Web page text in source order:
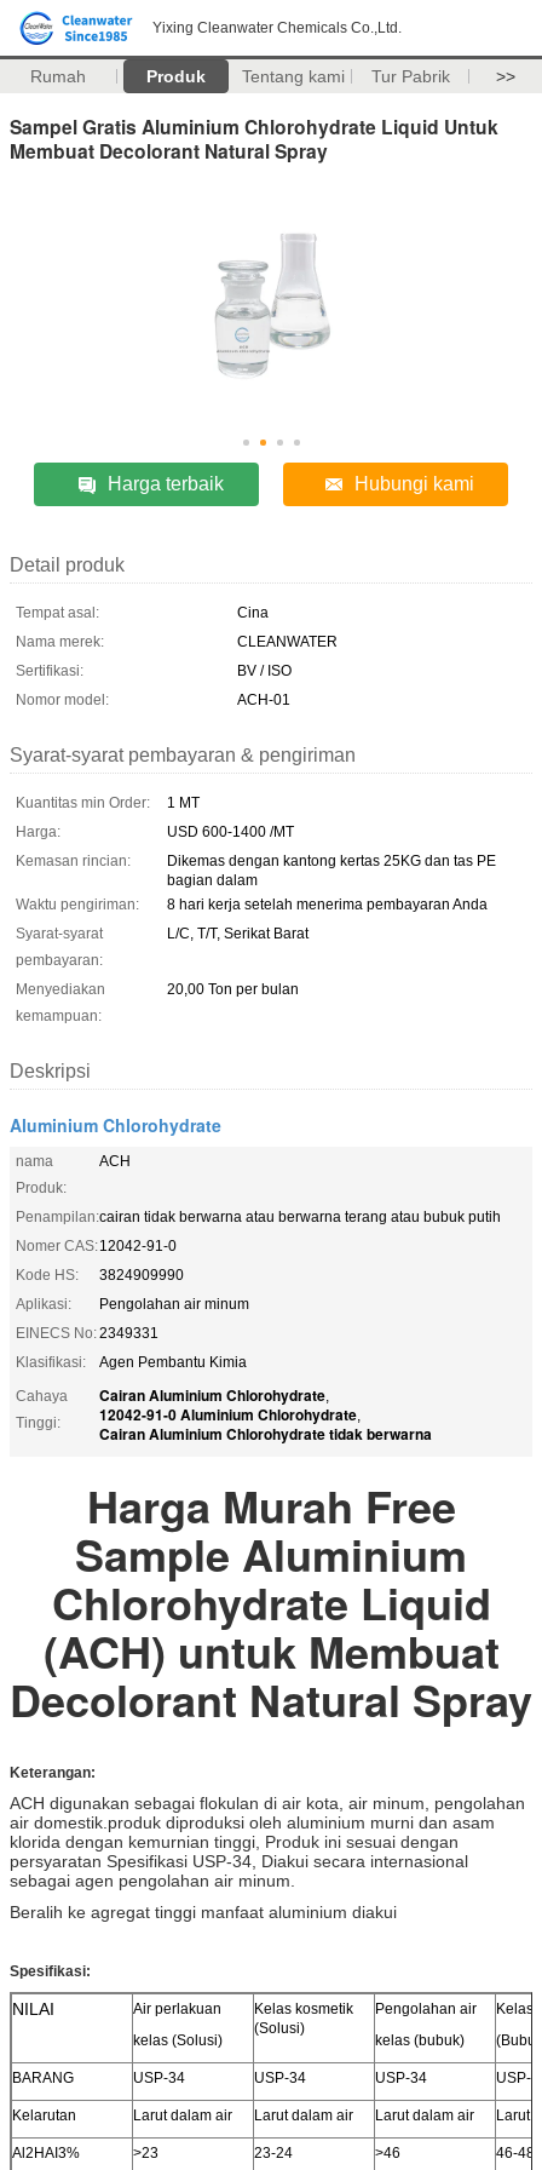
Yixing Cleanwater Chemicals Co.,Ltd.
Rumah Produk Tentang kami Tur Pabrik >>
Sampel Gratis Aluminium Chlorohydrate Liquid Untuk
Membuat Decolorant Natural Spray
Harga terbaik Hubungi kami
Detail produk
Tempat asal:
Cina
Nama merek:
CLEANWATER
Sertifikasi:
BV / ISO
Nomor model:
ACH-01
Syarat-syarat pembayaran & pengiriman
Kuantitas min Order:
1 MT
Harga:
USD 600-1400 /MT
Kemasan rincian:
Dikemas dengan kantong kertas 25KG dan tas PE
bagian dalam
Waktu pengiriman:
8 hari kerja setelah menerima pembayaran Anda
Syarat-syarat
pembayaran:
L/C, T/T, Serikat Barat
Menyediakan
kemampuan:
20,00 Ton per bulan
Deskripsi
Aluminium Chlorohydrate
nama
Produk:
ACH
Penampilan:cairan tidak berwarna atau berwarna terang atau bubuk putih
Nomer CAS:12042-91-0
Kode HS:
3824909990
Aplikasi:
Pengolahan air minum
EINECS No:2349331
Klasifikasi:
Agen Pembantu Kimia
Cahaya
Tinggi:
Cairan Aluminium Chlorohydrate,
12042-91-0 Aluminium Chlorohydrate,
Cairan Aluminium Chlorohydrate tidak berwarna
Harga Murah Free
Sample Aluminium
Chlorohydrate Liquid
(ACH) untuk Membuat
Decolorant Natural Spray
Keterangan:
ACH digunakan sebagai flokulan di air kota, air minum, pengolahan
air domestik.produk diproduksi oleh aluminium murni dan asam
klorida dengan kemurnian tinggi, Produk ini sesuai dengan
persyaratan Spesifikasi USP-34, Diakui secara internasional
sebagai agen pengolahan air minum.
Beralih ke agregat tinggi manfaat aluminium diakui
Spesifikasi:
NILAI Air perlakuan
kelas (Solusi)
Kelas kosmetik
(Solusi)
Pengolahan air
kelas (bubuk)
Kelas
BARANG USP-34 USP-34 USP-34 USP-
Kelarutan Larut dalam air Larut dalam air Larut dalam air Larut
Al2HAI3% >23 23-24 >46 46-48